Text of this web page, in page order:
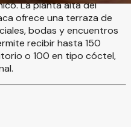
La planta alta del
ofrece una terraza de
bodas y encuentros
recibir hasta 150
o 100 en tipo cóctel,